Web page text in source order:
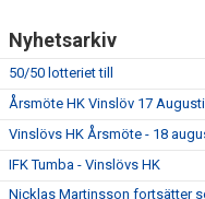
Nyhetsarkiv
50/50 lotteriet till
Årsmöte HK Vinslöv 17 Augusti
Vinslövs HK Årsmöte - 18
IFK Tumba - Vinslövs HK
Nicklas Martinsson fortsätter